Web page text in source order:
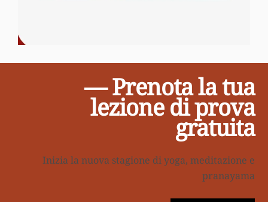
— Prenota la tua
lezione di prova
gratuita
Inizia la nuova stagione di yoga, meditazione e
pranayama